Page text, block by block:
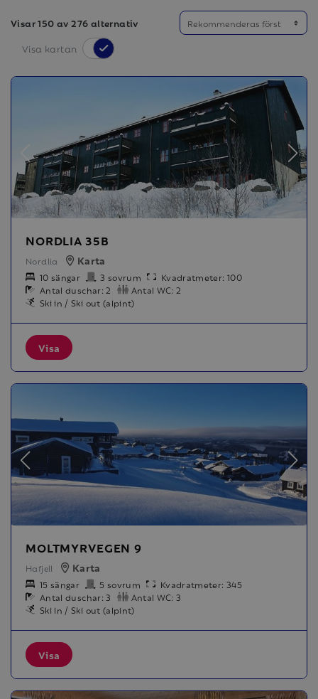
Visar 150 av 276 alternativ
Visa kartan
NORDLIA 35B
Nordlia Karta
10 sängar 3 sovrum
Kvadratmeter: 100
Antal duschar: 2
Antal WC: 2
Ski in / Ski out (alpint)
Visa
MOLTMYRVEGEN 9
Hafjell Karta
15 sängar 5 sovrum
Kvadratmeter: 345
Antal duschar: 3
Antal WC: 3
Ski in / Ski out (alpint)
Visa